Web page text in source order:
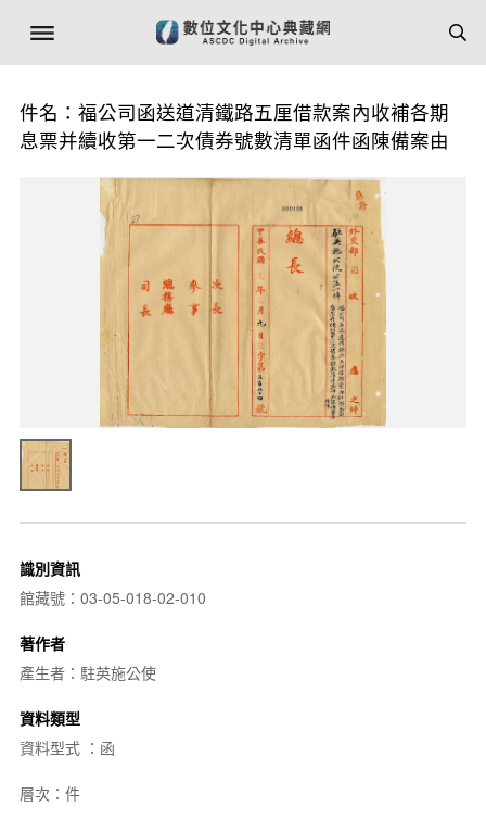
件名：福公司函送道清鐵路五厘借款案內收補各期
息票并續收第一二次債券號數清單函件函陳備案由
識別資訊
館藏號：03-05-018-02-010
著作者
產生者：駐英施公使
資料類型
資料型式 ：函
層次：件